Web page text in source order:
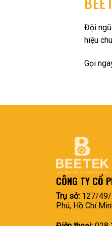
Đội ngũ
hiệu
Gọi
CÔNG TY CỔ
Trụ sở:127/49/
Phú, Hồ Chí